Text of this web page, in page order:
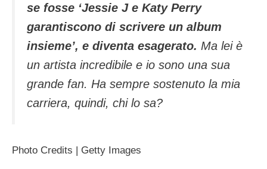
se fosse ‘Jessie J e Katy Perry
garantiscono di scrivere un album
insieme’, e diventa esagerato. Ma lei è
un artista incredibile e io sono una sua
grande fan. Ha sempre sostenuto la mia
carriera, quindi, chi lo sa?
Photo Credits | Getty Images